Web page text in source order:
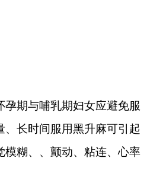
期与哺乳期妇女应避免服
、长时间服用黑升麻可引起
模糊、、颤动、粘连、心率